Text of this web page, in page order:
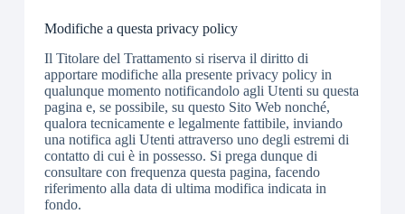
Modifiche a questa privacy policy
Il Titolare del Trattamento si riserva il diritto di
apportare modifiche alla presente privacy policy in
qualunque momento notificandolo agli Utenti su questa
pagina e, se possibile, su questo Sito Web nonché,
qualora tecnicamente e legalmente fattibile, inviando
una notifica agli Utenti attraverso uno degli estremi di
contatto di cui è in possesso. Si prega dunque di
consultare con frequenza questa pagina, facendo
riferimento alla data di ultima modifica indicata in
fondo.